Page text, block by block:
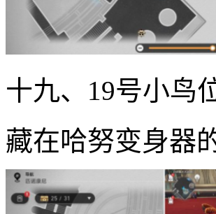
十九、19号小鸟
藏在哈努变身器